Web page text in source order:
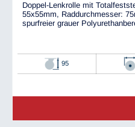
Doppel-Lenkrolle mit
55x55mm, Raddurchmesser:
spurfreier grauer
95